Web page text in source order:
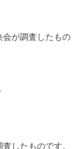
会が調査したもの
したものです。